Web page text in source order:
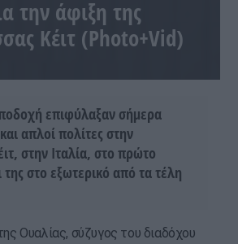
την άφιξη της
Κέιτ (Photo+Vid)
επιφύλαξαν σήμερα
απλοί πολίτες στην
στην Ιταλία, στο πρώτο
της στο εξωτερικό από τα τέλη
Ουαλίας, σύζυγος του διαδόχου